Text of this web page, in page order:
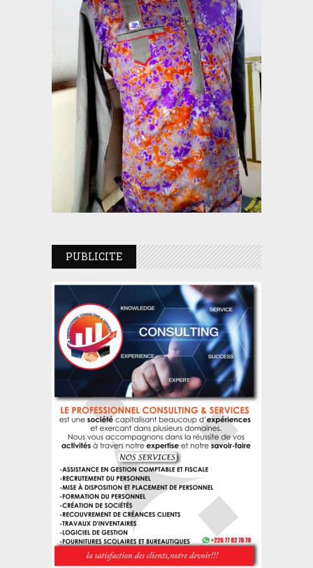
PUBLICITE